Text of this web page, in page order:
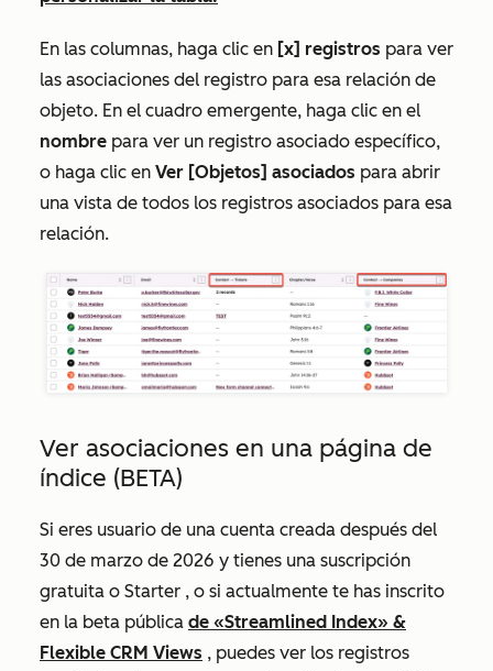
En las columnas, haga clic en [x] registros para ver
las asociaciones del registro para esa relación de
objeto. En el cuadro emergente, haga clic en el
nombre para ver un registro asociado específico,
o haga clic en Ver [Objetos] asociados para abrir
una vista de todos los registros asociados para esa
relación.
Ver asociaciones en una página de
índice (BETA)
Si eres usuario de una cuenta creada después del
30 de marzo de 2026 y tienes una suscripción
gratuita o Starter , o si actualmente te has inscrito
en la beta pública de «Streamlined Index» &
Flexible CRM Views , puedes ver los registros